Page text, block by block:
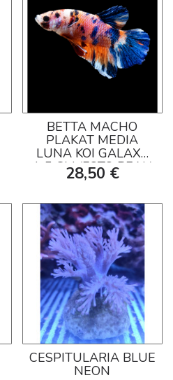
BETTA MACHO
PLAKAT MEDIA
LUNA KOI GALAXY
4-5 CM (FOTO REAL)
28,50 €
CESPITULARIA BLUE
NEON